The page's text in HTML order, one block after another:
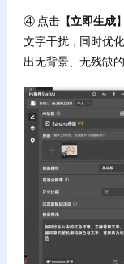
④ 点击【立即生成
文字干扰，同时优
出无背景、无残缺